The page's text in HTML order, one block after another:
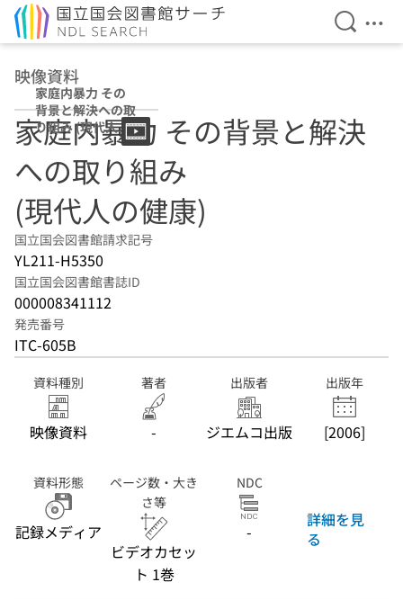
検索を
メ
映像資料
家庭内暴力 その
背景と解決への取
り組み (現代人の
健康)
家庭内暴力 その背景と解決
への取り組み
(現代人の健康)
国立国会図書館請求記号
YL211-H5350
国立国会図書館書誌ID
000008341112
発売番号
ITC-605B
資料種別
映像資料
著者
-
出版者
ジエムコ出版
出版年
[2006]
資料形態
記録メディア
ページ数・大き
さ等
ビデオカセッ
ト 1巻
NDC
-
詳細を見
る